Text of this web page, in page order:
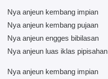
Nya anjeun kembang impian
Nya anjeun kembang pujaan
Nya anjeun engges bibilasan
Nya anjeun luas iklas pipisahan
Nya anjeun kembang impian